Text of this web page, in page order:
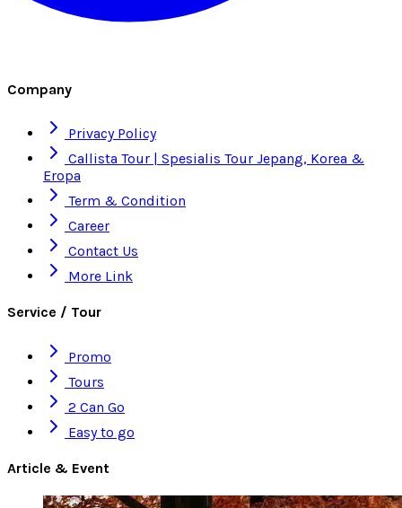
Company
Privacy Policy
Callista Tour | Spesialis Tour Jepang, Korea &
Eropa
Term & Condition
Career
Contact Us
More Link
Service / Tour
Promo
Tours
2 Can Go
Easy to go
Article & Event